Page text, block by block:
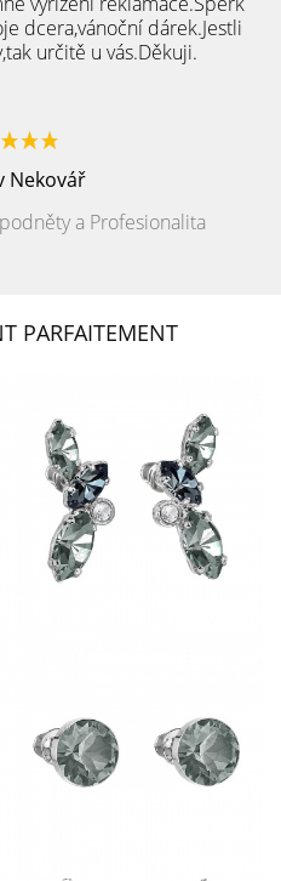
dcera,vánoční dárek.Jestli
určitě u vás.Děkuji.
Nekovář
a Profesionalita
PARFAITEMENT